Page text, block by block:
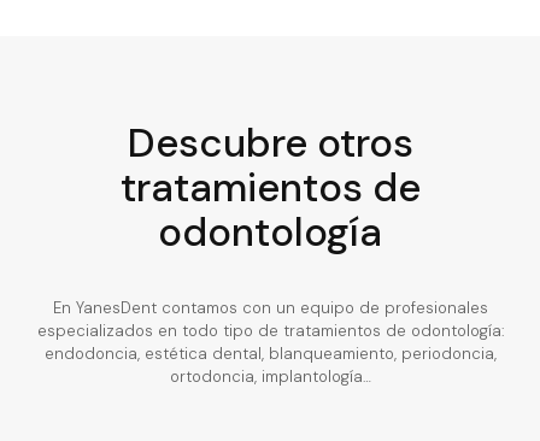
Descubre otros
tratamientos de
odontología
En YanesDent contamos con un equipo de profesionales
especializados en todo tipo de tratamientos de odontología:
endodoncia, estética dental, blanqueamiento, periodoncia,
ortodoncia, implantología…